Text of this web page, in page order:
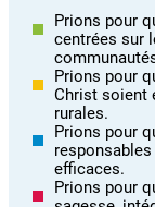
Prions pour
centrées sur
Prions pour
Christ soient
rurales.
Prions pour
efficaces.
Prions pour